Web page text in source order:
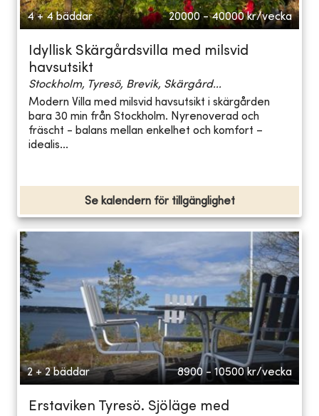
4 + 4 bäddar 20000 - 40000 kr/vecka
Idyllisk Skärgårdsvilla med milsvid
havsutsikt
Stockholm, Tyresö, Brevik, Skärgård...
Modern Villa med milsvid havsutsikt i skärgården
bara 30 min från Stockholm. Nyrenoverad och
fräscht - balans mellan enkelhet och komfort –
idealis...
Se kalendern för tillgänglighet
2 + 2 bäddar 8900 - 10500 kr/vecka
Erstaviken Tyresö. Sjöläge med